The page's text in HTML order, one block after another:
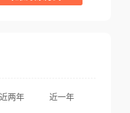
近两年 近一年